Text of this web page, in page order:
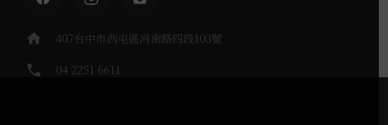
home 407台中市西屯區河南路四段103號
phone 04 2251 6611